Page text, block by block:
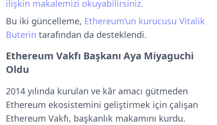
ilişkin makalemizi okuyabilirsiniz.
Bu iki güncelleme, Ethereum’un kurucusu Vitalik
Buterin tarafından da desteklendi.
Ethereum Vakfı Başkanı Aya Miyaguchi
Oldu
2014 yılında kurulan ve kâr amacı gütmeden
Ethereum ekosistemini geliştirmek için çalışan
Ethereum Vakfı, başkanlık makamını kurdu.